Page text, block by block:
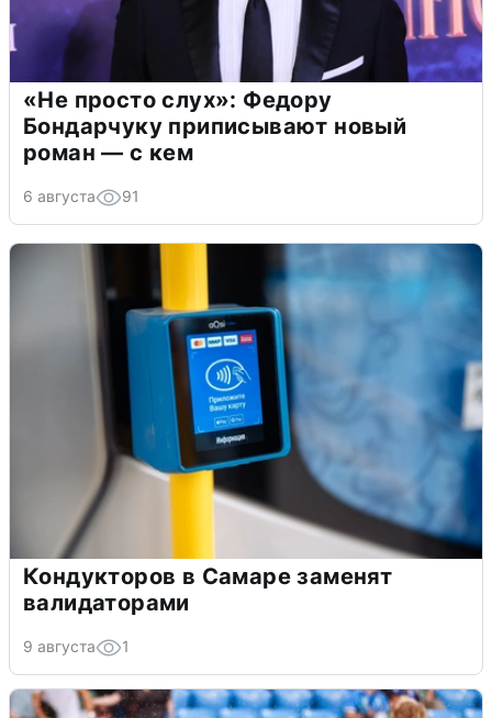
«Не просто слух»: Федору
Бондарчуку приписывают новый
роман — с кем
6 августа 91
Кондукторов в Самаре заменят
валидаторами
9 августа 1